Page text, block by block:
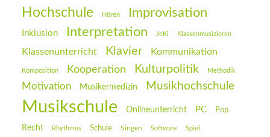
Hochschule Hören Improvisation
Inklusion Interpretation JeKi Klassenmusizieren
Klassenunterricht Klavier Kommunikation
Komposition Kooperation Kulturpolitik Methodik
Motivation Musikermedizin Musikhochschule
Musikschule Onlineunterricht PC Pop
Recht Rhythmus Schule Singen Software Spiel